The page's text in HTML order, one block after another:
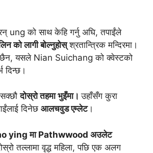
ung को साथ केहि गर्नु अघि, तपाईंले
को लागी बोल्नुहोस्श्रतान्त्रिक मन्दिरमा।
यसले Nian Suichang को क्वेस्टको
दिन्छ।
सक्छौदोस्रो तहमा भुइँमा।उहाँसँग कुरा
दिनेछ आलचवुड एम्लेट।
ying मा Pathwwood अउलेट
तल्लामा वृद्ध महिला, पछि एक अलग